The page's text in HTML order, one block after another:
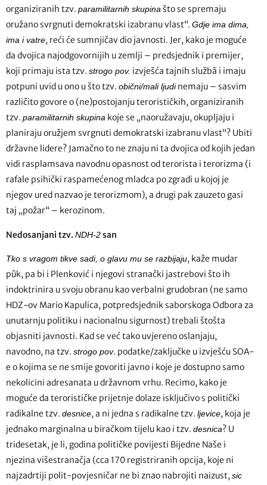
organiziranih tzv. paramilitarnih skupina što se spremaju
oružano svrgnuti demokratski izabranu vlast“. Gdje ima dima,
ima i vatre, reći će sumnjičav dio javnosti. Jer, kako je moguće
da dvojica najodgovornijih u zemlji – predsjednik i premijer,
koji primaju ista tzv. strogo pov. izvješća tajnih službâ i imaju
potpuni uvid u ono u što tzv. obični/mali ljudinemaju – sasvim
različito govore o (ne)postojanju terorističkih, organiziranih
tzv. paramilitarnih skupina koje se „naoružavaju, okupljaju i
planiraju oružjem svrgnuti demokratski izabranu vlast“? Ubiti
državne lidere? Jamačno to ne znaju ni ta dvojica od kojih jedan
vidi rasplamsava navodnu opasnost od terorista i terorizma (i
rafale psihički raspamećenog mladca po zgradi u kojoj je
njegov ured nazvao je terorizmom), a drugi pak zauzeto gasi
taj „požar“ – kerozinom.
Nedosanjani tzv. NDH-2san
Tko s vragom tikve sadi, o glavu mu se razbijaju, kaže mudar
pûk, pa bi i Plenković i njegovi stranački jastrebovi što ih
indoktrinira u svoju obranu kao verbalni grudobran (ne samo
HDZ-ov Mario Kapulica, potpredsjednik saborskoga Odbora za
unutarnju politiku i nacionalnu sigurnost) trebali štošta
objasniti javnosti. Kad se već tako uvjereno oslanjaju,
navodno, na tzv. strogo pov. podatke/zaključke u izvješću SOA-
e o kojima se ne smije govoriti javno i koje je dostupno samo
nekolicini adresanata u državnom vrhu. Recimo, kako je
moguće da terorističke prijetnje dolaze isključivo s politički
radikalne tzv. desnice, a ni jedna s radikalne tzv. ljevice, koja je
jednako marginalna u biračkom tijelu kao i tzv. desnica? U
tridesetak, je li, godina političke povijesti Bijedne Naše i
njezina višestranačja (cca 170 registriranih opcija, koje ni
najzadrtiji polit-povjesničar ne bi znao nabrojiti naizust, sic